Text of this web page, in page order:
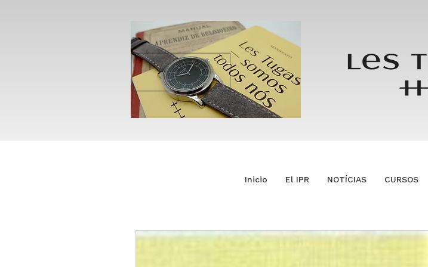
Inicio El IPR NOTÍCIAS CURSOS